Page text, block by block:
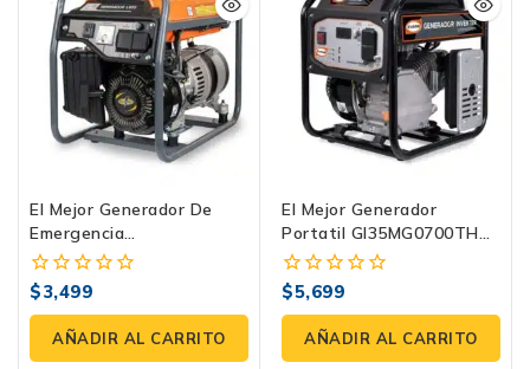
El Mejor Generador De
Emergencia
G15MG0400TH Para Tu
Hogar | Evans
0
fuera
5
$3,499
AÑADIR AL CARRITO
El Mejor Generador
Portatil GI35MG0700TH
Para Tu Tranquilidad |
Evans
0
fuera
5
$5,699
AÑADIR AL CARRITO